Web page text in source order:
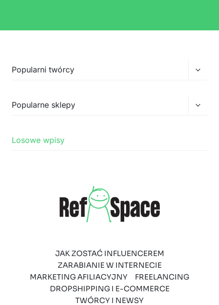
Popularni twórcy
Popularne sklepy
Losowe wpisy
JAK ZOSTAĆ INFLUENCEREM
ZARABIANIE W INTERNECIE
MARKETING AFILIACYJNY
FREELANCING
DROPSHIPPING I E-COMMERCE
TWÓRCY I NEWSY